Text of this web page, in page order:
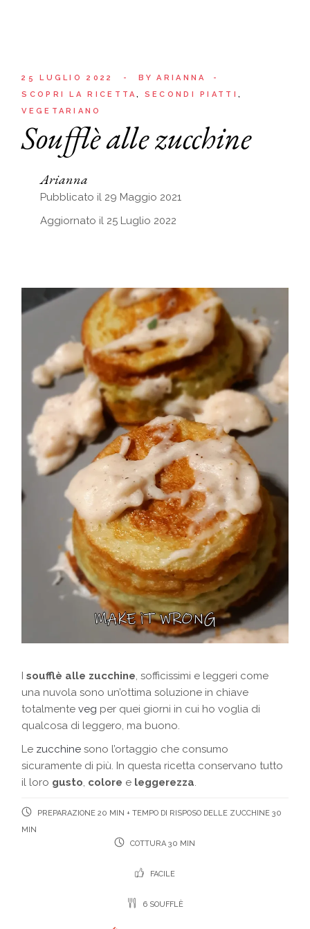
25 LUGLIO 2022 BY
ARIANNA
SCOPRI LA RICETTA
SECONDI PIATTI
VEGETARIANO
Soufflè alle zucchine
Arianna
Pubblicato il 29 Maggio 2021
Aggiornato il 25 Luglio 2022
Isoufflè alle zucchine, sofficissimi e leggeri come
una nuvola sono un’ottima soluzione in chiave
totalmenteveg per quei giorni in cui ho voglia di
qualcosa di leggero, ma buono.
Le zucchinesono l’ortaggio che consumo
sicuramente di più. In questa ricetta conservano tutto
il loro gusto, colore e leggerezza.
PREPARAZIONE 20 MIN + TEMPO DI RISPOSO DELLE ZUCCHINE 30
MIN
COTTURA 30 MIN
FACILE
6 SOUFFLÈ